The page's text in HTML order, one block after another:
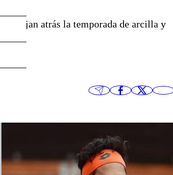
dejan atrás la temporada de arcilla y